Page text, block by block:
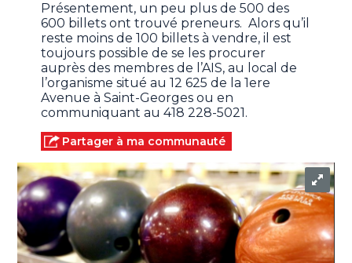
Présentement, un peu plus de 500 des
600 billets ont trouvé preneurs. Alors qu’il
reste moins de 100 billets à vendre, il est
toujours possible de se les procurer
auprès des membres de l’AIS, au local de
l’organisme situé au 12 625 de la 1ere
Avenue à Saint-Georges ou en
communiquant au 418 228-5021.
Partager à ma communauté